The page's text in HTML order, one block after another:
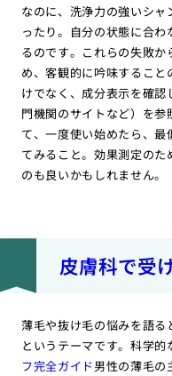
なのに、洗浄力の強いシ
ったり。自分の状態に合
るのです。これらの失敗
め、客観的に吟味するこ
けでなく、成分表示を確
門機関のサイトなど）を
て、一度使い始めたら、
てみること。効果測定のた
のも良いかもしれません。
皮膚科で受
薄毛や抜け毛の悩みを語る
というテーマです。科学的
フ完全ガイド男性の薄毛の